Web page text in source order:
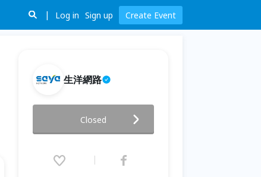
Log in Sign up Create Event
生洋網路
畫！EDM電子報行銷操作術！
2019.12.20 (Fri) 14:00 - 18:00
Closed